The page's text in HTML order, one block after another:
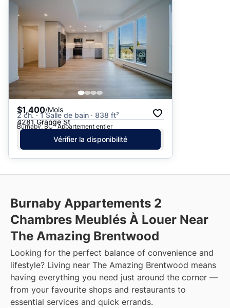
$1,400/Mois
2 ch. · 1 Salle de bain · 838 ft²
4281 Grange St
Burnaby, BC · Appartement entier
Vérifier la disponibilité
Burnaby Appartements 2
Chambres Meublés À Louer Near
The Amazing Brentwood
Looking for the perfect balance of convenience and
lifestyle? Living near The Amazing Brentwood means
having everything you need just around the corner —
from your favourite shops and restaurants to
essential services and quick errands.